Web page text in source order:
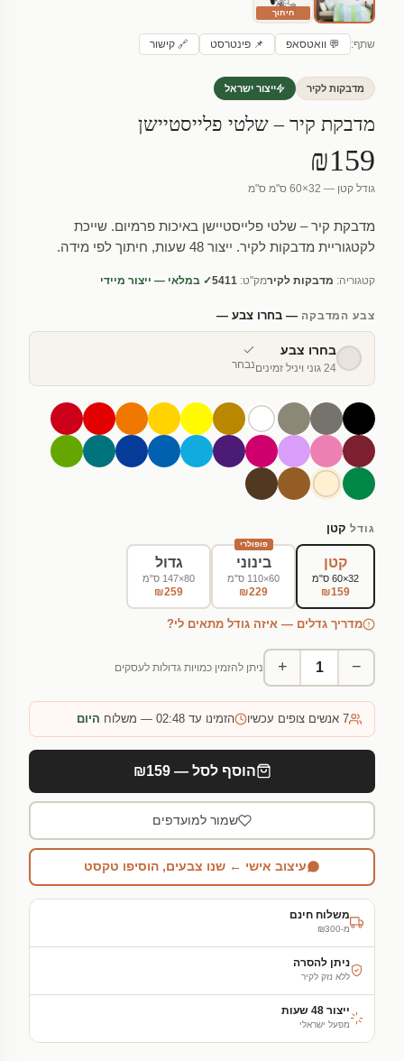
חיתוך
שתף: 💬 וואטסאפ 📌 פינטרסט 🔗 קישור
מדבקות לקיר ייצור ישראל
מדבקת קיר – שלטי פלייסטיישן
₪159
גודל קטן — 32×60 ס"מ ס"מ
מדבקת קיר – שלטי פלייסטיישן באיכות פרמיום. שייכת
לקטגוריית מדבקות לקיר. ייצור 48 שעות, חיתוך לפי מידה.
קטגוריה: מדבקות לקירמק"ט: 5411✓ במלאי — ייצור מיידי
צבע המדבקה— בחרו צבע —
בחרו צבע
24 גוני ויניל זמינים נבחר
גודל קטן
קטן
32×60 ס"מ
₪159
פופולרי
בינוני
60×110 ס"מ
₪229
גדול
80×147 ס"מ
₪259
מדריך גדלים — איזה גודל מתאים לי?
−
+ ניתן להזמין כמויות גדולות לעסקים
7 אנשים צופים עכשיו הזמינו עד 02:48 — משלוח היום
הוסף לסל — ₪159
שמור למועדפים
עיצוב אישי ← שנו צבעים, הוסיפו טקסט
משלוח חינם
מ-₪300
ניתן להסרה
ללא נזק לקיר
ייצור 48 שעות
מפעל ישראלי